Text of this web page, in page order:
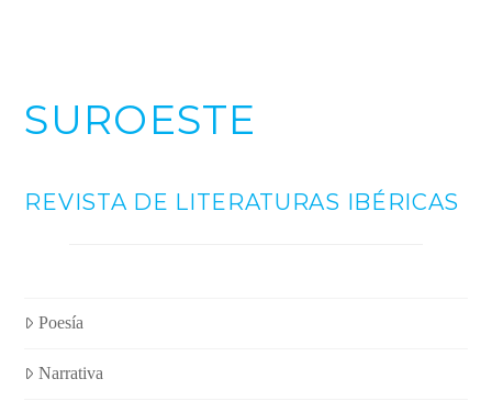
SUROESTE
REVISTA DE LITERATURAS IBÉRICAS
Poesía
Narrativa